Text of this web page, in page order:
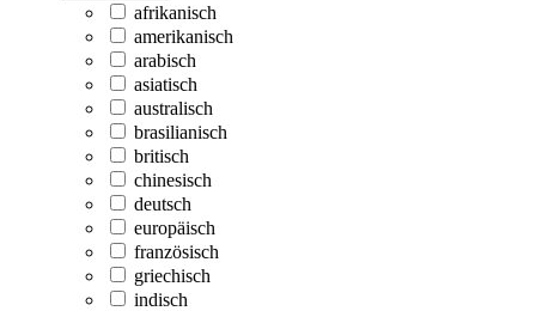
afrikanisch
amerikanisch
arabisch
asiatisch
australisch
brasilianisch
britisch
chinesisch
deutsch
europäisch
französisch
griechisch
indisch